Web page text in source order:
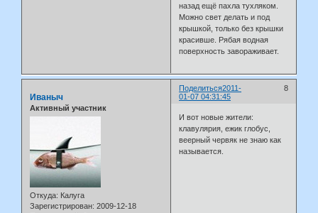
назад ещё пахла тухляком.
Можно свет делать и под
крышкой, только без крышки
красивше. Рябая водная
поверхность завораживает.
Поделиться 8
2011-
01-07 04:31:45
Иваныч
Активный участник
Откуда: Калуга
Зарегистрирован: 2009-12-18
И вот новые жители:
клавулярия, ежик глобус,
веерный червяк не знаю как
называется.